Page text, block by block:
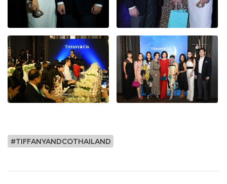
#TIFFANYANDCOTHAILAND